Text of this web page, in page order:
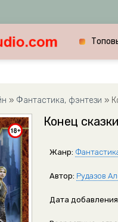
» Фантастика, фэнтези »
Конец
Жанр:
Автор: Рудазов
Дата